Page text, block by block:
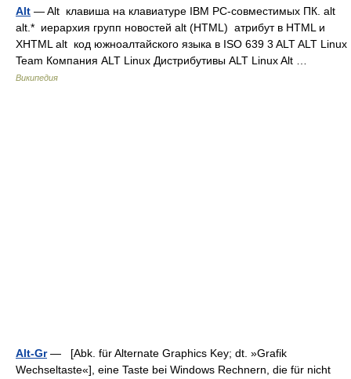
Alt — Alt клавиша на клавиатуре IBM PC‐совместимых ПК. alt
alt.* иерархия групп новостей alt (HTML) атрибут в HTML и
XHTML alt код южноалтайского языка в ISO 639 3 ALT ALT Linux
Team Компания ALT Linux Дистрибутивы ALT Linux Alt …
Википедия
Alt-Gr— [Abk. für Alternate Graphics Key; dt. »Grafik
Wechseltaste«], eine Taste bei Windows Rechnern, die für nicht